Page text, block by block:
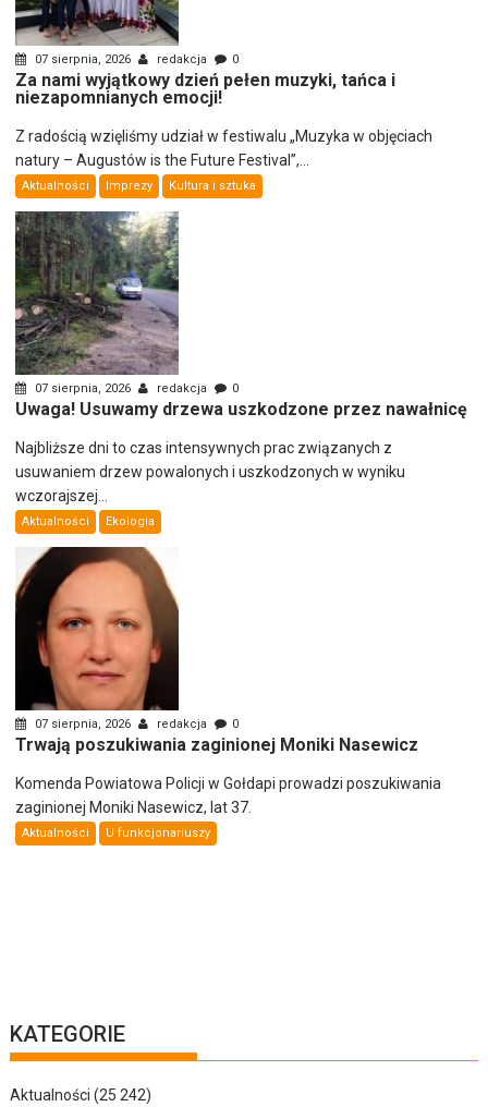
07 sierpnia, 2026 redakcja 0
Za nami wyjątkowy dzień pełen muzyki, tańca i
niezapomnianych emocji!
Z radością wzięliśmy udział w festiwalu „Muzyka w objęciach
natury – Augustów is the Future Festival”,...
Aktualności Imprezy Kultura i sztuka
07 sierpnia, 2026 redakcja 0
Uwaga! Usuwamy drzewa uszkodzone przez nawałnicę
Najbliższe dni to czas intensywnych prac związanych z
usuwaniem drzew powalonych i uszkodzonych w wyniku
wczorajszej...
Aktualności Ekologia
07 sierpnia, 2026 redakcja 0
Trwają poszukiwania zaginionej Moniki Nasewicz
Komenda Powiatowa Policji w Gołdapi prowadzi poszukiwania
zaginionej Moniki Nasewicz, lat 37.
Aktualności U funkcjonariuszy
KATEGORIE
Aktualności (25 242)